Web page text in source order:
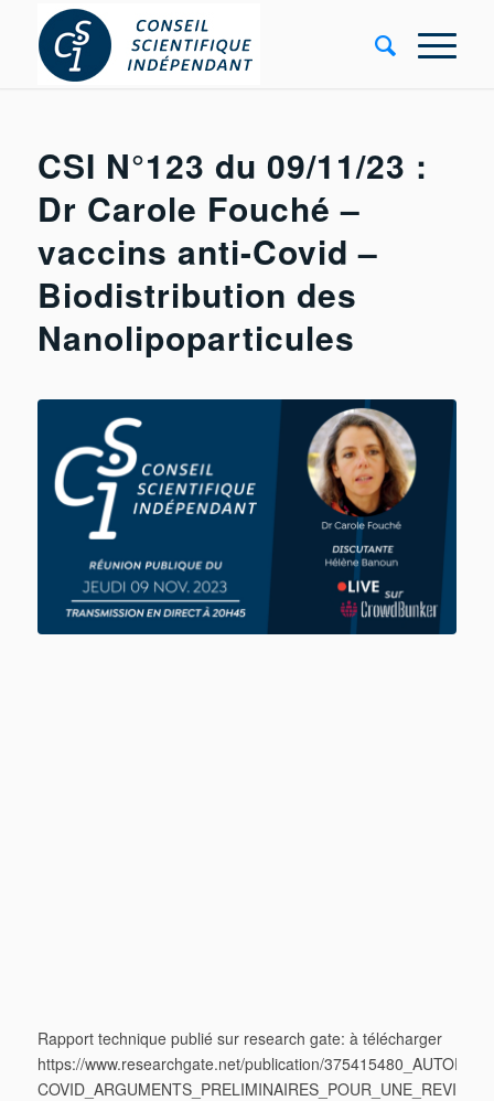
CSI N°123 du 09/11/23 :
Dr Carole Fouché –
vaccins anti-Covid –
Biodistribution des
Nanolipoparticules
Rapport technique publié sur research gate: à télécharger
https://www.researchgate.net/publication/